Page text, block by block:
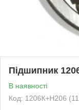
Підшипник
В наявності
Код: 1206К+Н206